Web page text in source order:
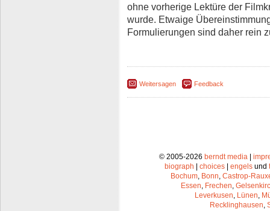
ohne vorherige Lektüre der
wurde. Etwaige
Formulierungen sind daher rein
Weitersagen Feedback
© 2005-2026 berndt media|
biograph
choices engels und
Bochum, Bonn, Castrop-
Essen, Frechen,
Leverkusen, Lünen,
Recklinghausen,